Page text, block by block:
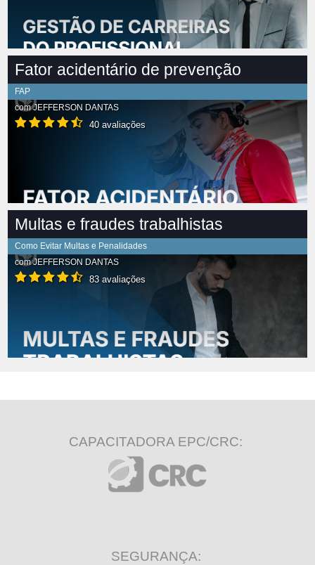
Fator acidentário de prevenção
FAP
comJEFFERSON DANTAS
40 avaliações
Multas e fraudes trabalhistas
Como Evitar Multas e Penalidades
comJEFFERSON DANTAS
83 avaliações
CAPACITADORA EPC/CRC:
SEGURANÇA: